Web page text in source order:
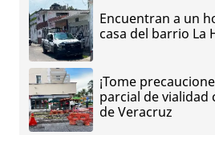
Encuentran a un
casa del barrio La
¡Tome
parcial de vialidad
de Veracruz